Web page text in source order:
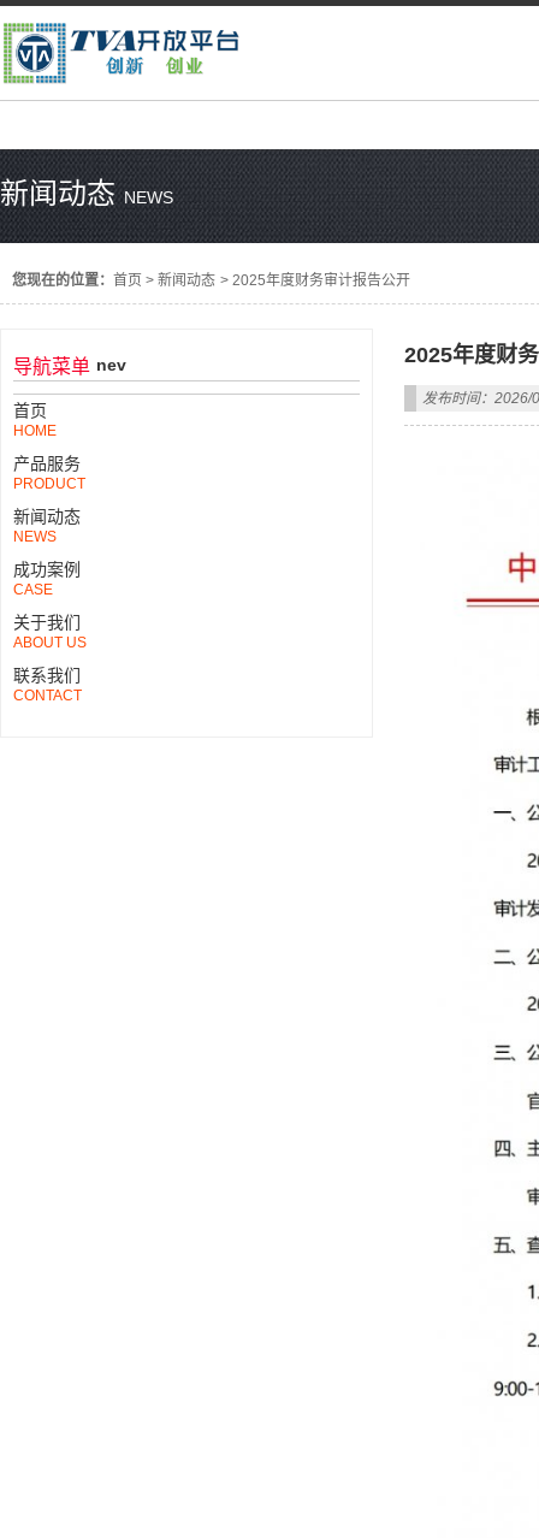
新闻动态NEWS
您现在的位置： 首页 > 新闻动态 > 2025年度财务审计报告公开
导航菜单 nev
首页
HOME
产品服务
PRODUCT
新闻动态
NEWS
成功案例
CASE
关于我们
ABOUT US
联系我们
CONTACT
2025年度财
发布时间：2026/